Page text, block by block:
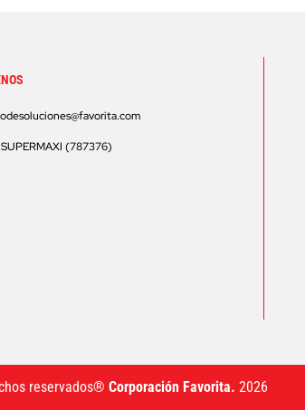
(787376)
reservados® Corporación Favorita. 2026